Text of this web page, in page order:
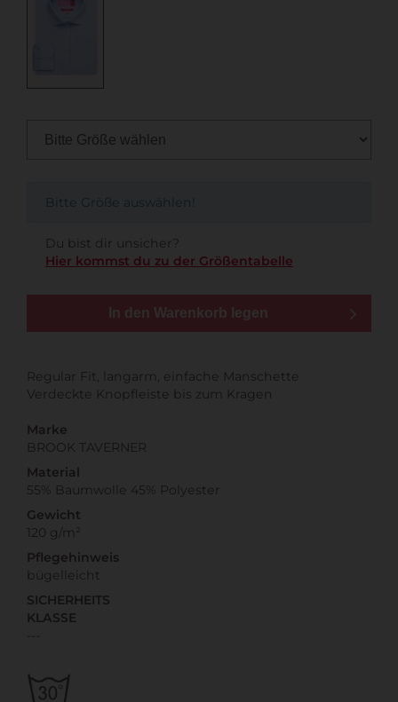
Bitte Größe auswählen!
Du bist dir unsicher?
Hier kommst du zu der Größentabelle
In den Warenkorb legen
Regular Fit, langarm, einfache Manschette
Verdeckte Knopfleiste bis zum Kragen
Marke
BROOK TAVERNER
Material
55% Baumwolle 45% Polyester
Gewicht
120 g/m²
Pflegehinweis
bügelleicht
SICHERHEITS
KLASSE